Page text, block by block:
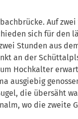
Auf
sich für den
Stunden aus
an der
Hochkalter
ausgiebig
die übersäht
wo die zweite